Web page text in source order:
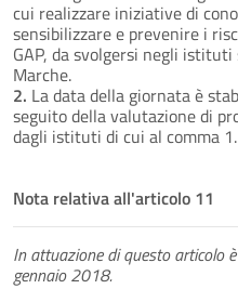
cui realizzare iniziative di
sensibilizzare e prevenire i
GAP, da svolgersi negli
Marche.
2. La data della giornata è
seguito della valutazione di
dagli istituti di cui al comma 1.
Nota relativa all'articolo 11
In attuazione di questo articolo
gennaio 2018.